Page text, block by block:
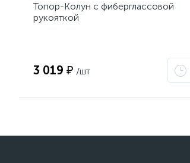
Топор-Колун с фиберглассовой
рукояткой
3 019 ₽ /шт